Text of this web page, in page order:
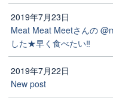
2019年7月23日
Meat Meat Meetさんの
した★早く食べたい‼️
2019年7月22日
New post